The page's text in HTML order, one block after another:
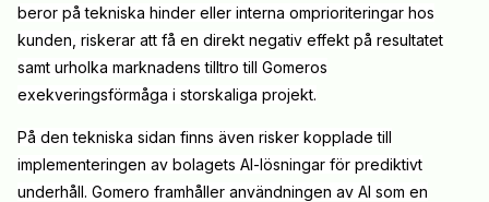
beror på tekniska hinder eller interna omprioriteringar hos
kunden, riskerar att få en direkt negativ effekt på resultatet
samt urholka marknadens tilltro till Gomeros
exekveringsförmåga i storskaliga projekt.
På den tekniska sidan finns även risker kopplade till
implementeringen av bolagets AI-lösningar för prediktivt
underhåll. Gomero framhåller användningen av AI som en